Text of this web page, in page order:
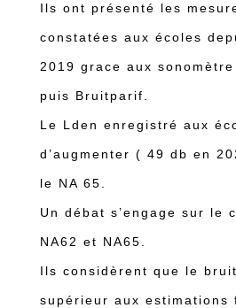
Ils ont présenté les
constatées aux écoles
2019 grace aux sonomètre
puis Bruitparif.
Le Lden enregistré aux
d’augmenter ( 49 db en
le NA 65.
Un débat s’engage sur le
NA62 et NA65.
Ils considèrent que le
supérieur aux estimations